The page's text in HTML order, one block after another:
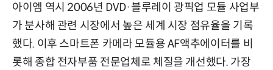
아이엠 역시 2006년 DVD·블루레이 광픽업 모듈 사업부
가 분사해 관련 시장에서 높은 세계 시장 점유율을 기록
했다. 이후 스마트폰 카메라 모듈용 AF액추에이터를 비
롯해 종합 전자부품 전문업체로 체질을 개선했다. 가장